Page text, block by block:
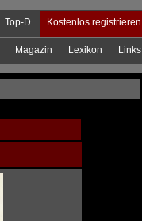
Kostenlos registrieren
Top-D
Links
Lexikon
Magazin